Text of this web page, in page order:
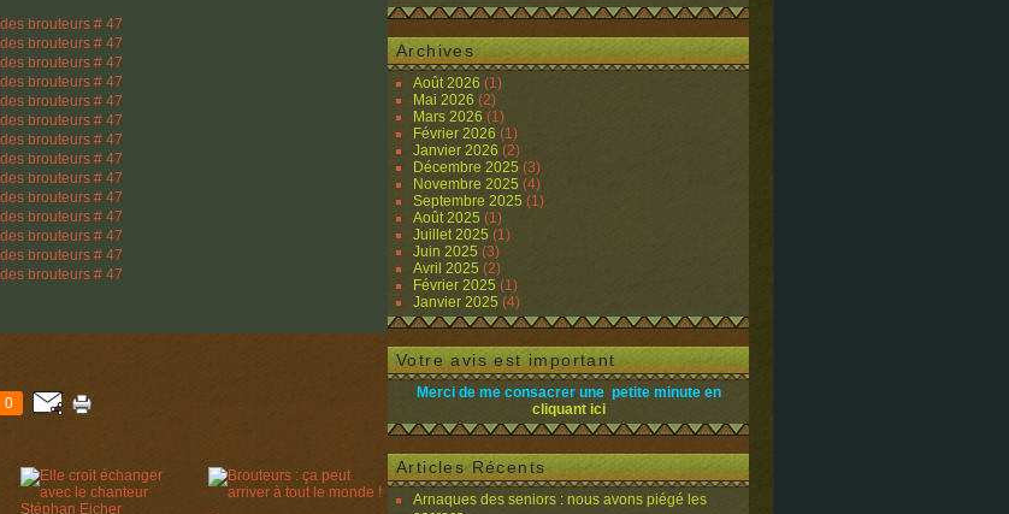
0
Archives
Août 2026 (1)
Mai 2026 (2)
Mars 2026 (1)
Février 2026 (1)
Janvier 2026 (2)
Décembre 2025 (3)
Novembre 2025 (4)
Septembre 2025 (1)
Août 2025 (1)
Juillet 2025 (1)
Juin 2025 (3)
Avril 2025 (2)
Février 2025 (1)
Janvier 2025 (4)
Votre avis est important
Merci de me consacrer une petite minute en
cliquant ici
Articles Récents
Arnaques des seniors : nous avons piégé les